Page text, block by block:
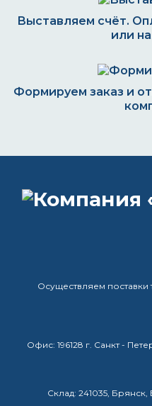
Выставляем счёт.
или
Формируем заказ и
Какая марка
Можно ли
металлу?
Что лучше
Осуществляем
Офис: 196128 г. Санкт -
Склад: 241035, Брянск,